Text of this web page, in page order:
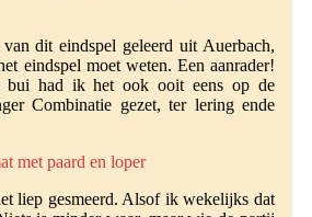
dit eindspel geleerd uit Auerbach,
eindspel moet weten. Een aanrader!
bui had ik het ook ooit eens op de
Combinatie gezet, ter lering ende
met paard en loper
liep gesmeerd. Alsof ik wekelijks dat